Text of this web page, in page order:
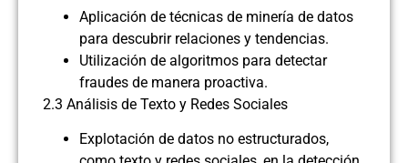
Aplicación de técnicas de minería de datos
para descubrir relaciones y tendencias.
Utilización de algoritmos para detectar
fraudes de manera proactiva.
2.3 Análisis de Texto y Redes Sociales
Explotación de datos no estructurados,